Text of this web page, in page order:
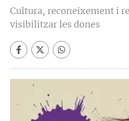
Cultura, reconeixement i
visibilitzar les dones